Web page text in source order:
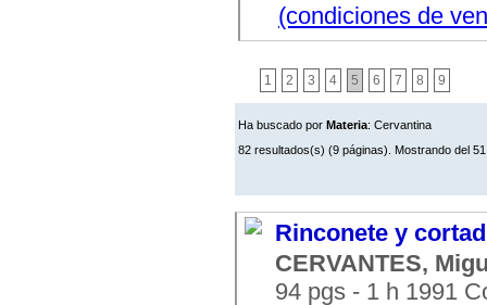
(condiciones de
1 2 3 4 5 6 7 8 9
Ha buscado por Materia: Cervantina
82 resultados(s) (9 páginas). Mostrando del
Rinconete y
CERVANTES,
94 pgs - 1 h 1991